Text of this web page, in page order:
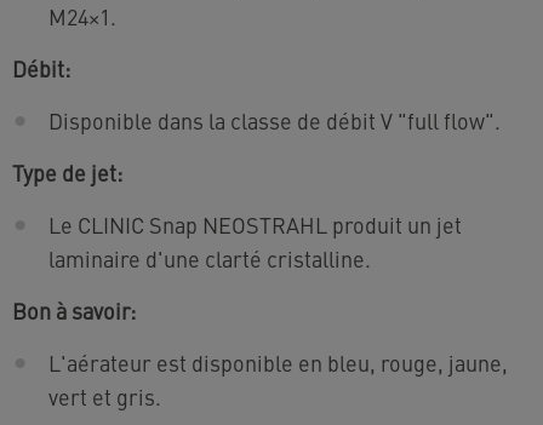
M24×1.
Débit:
Disponible dans la classe de débit V "full flow".
Type de jet:
Le CLINIC Snap NEOSTRAHL produit un jet
laminaire d'une clarté cristalline.
Bon à savoir:
L'aérateur est disponible en bleu, rouge, jaune,
vert et gris.